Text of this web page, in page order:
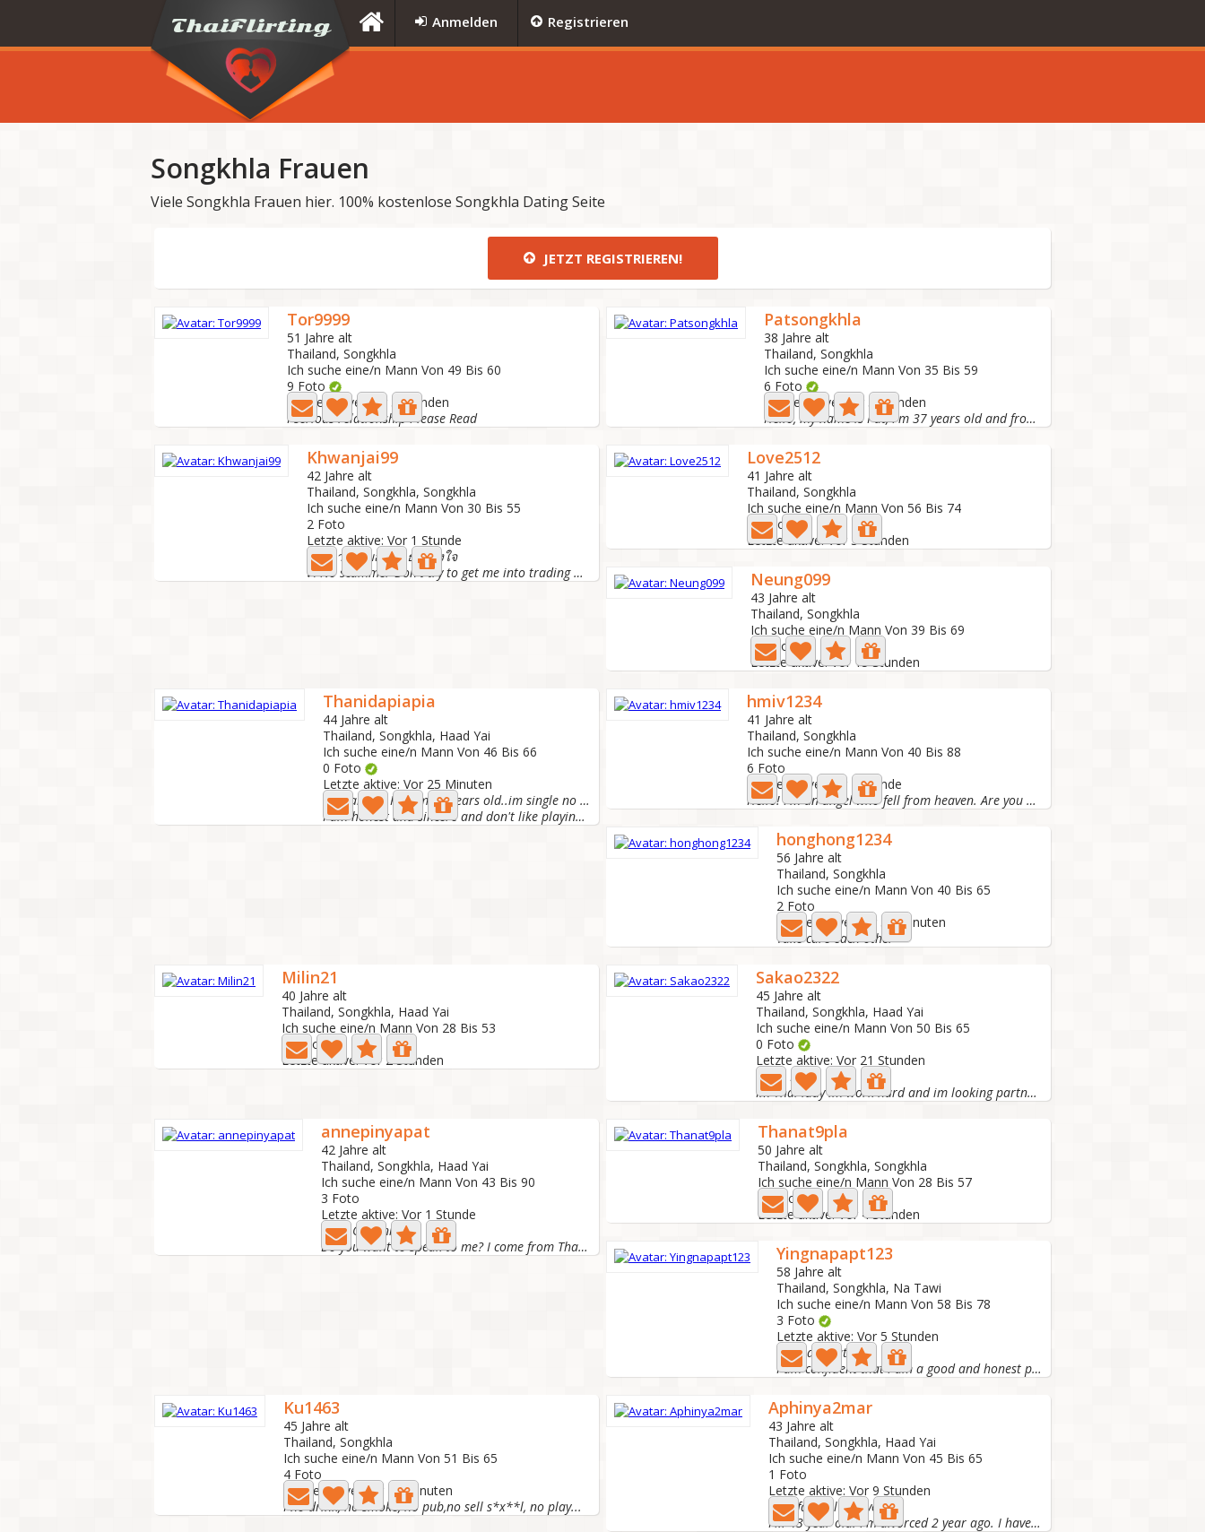
Anmelden Registrieren
Songkhla Frauen
Viele Songkhla Frauen hier. 100% kostenlose Songkhla Dating Seite
JETZT REGISTRIEREN!
Tor9999
51 Jahre alt
Thailand, Songkhla
Ich suche eine/n Mann Von 49 Bis 60
9 Foto
Letzte aktive: Vor 3 Stunden
I serious relationship Please Read
Patsongkhla
38 Jahre alt
Thailand, Songkhla
Ich suche eine/n Mann Von 35 Bis 59
6 Foto
Letzte aktive: Vor 5 Stunden
Hello, my name is Pat, I'm 37 years old and from...
Khwanjai99
42 Jahre alt
Thailand, Songkhla, Songkhla
Ich suche eine/n Mann Von 30 Bis 55
2 Foto
Letzte aktive: Vor 1 Stunde
มองหาความสัมพันธ์ที่จริงใจ
❌ No scammer Don't try to get me into trading or games....
Love2512
41 Jahre alt
Thailand, Songkhla
Ich suche eine/n Mann Von 56 Bis 74
3 Foto
Letzte aktive: Vor 3 Stunden
Neung099
43 Jahre alt
Thailand, Songkhla
Ich suche eine/n Mann Von 39 Bis 69
5 Foto
Letzte aktive: Vor 15 Stunden
Thanidapiapia
44 Jahre alt
Thailand, Songkhla, Haad Yai
Ich suche eine/n Mann Von 46 Bis 66
0 Foto
Letzte aktive: Vor 25 Minuten
My name is Pia I'm 44 years old..im single no kid
I am honest and sincere and don't like playing games in...
hmiv1234
41 Jahre alt
Thailand, Songkhla
Ich suche eine/n Mann Von 40 Bis 88
6 Foto
Letzte aktive: Vor 1 Stunde
Hello! I'm an angel who fell from heaven. Are you a god?...
honghong1234
56 Jahre alt
Thailand, Songkhla
Ich suche eine/n Mann Von 40 Bis 65
2 Foto
Letzte aktive: Vor 59 Minuten
Take care each other
Milin21
40 Jahre alt
Thailand, Songkhla, Haad Yai
Ich suche eine/n Mann Von 28 Bis 53
0 Foto
Letzte aktive: Vor 2 Stunden
Sakao2322
45 Jahre alt
Thailand, Songkhla, Haad Yai
Ich suche eine/n Mann Von 50 Bis 65
0 Foto
Letzte aktive: Vor 21 Stunden
Hi im Linny
Im Thai lady im work hard and im looking partner and...
annepinyapat
42 Jahre alt
Thailand, Songkhla, Haad Yai
Ich suche eine/n Mann Von 43 Bis 90
3 Foto
Letzte aktive: Vor 1 Stunde
Anne Gemini girl
Do you want to speak to me? I come from Thailand. I used...
Thanat9pla
50 Jahre alt
Thailand, Songkhla, Songkhla
Ich suche eine/n Mann Von 28 Bis 57
4 Foto
Letzte aktive: Vor 4 Stunden
Yingnapapt123
58 Jahre alt
Thailand, Songkhla, Na Tawi
Ich suche eine/n Mann Von 58 Bis 78
3 Foto
Letzte aktive: Vor 5 Stunden
Yingnapapat
I am confident that I am a good and honest person. I live...
Ku1463
45 Jahre alt
Thailand, Songkhla
Ich suche eine/n Mann Von 51 Bis 65
4 Foto
Letzte aktive: Vor 11 Minuten
I no drink, no smoke, no pub,no sell s*x**l, no play...
Aphinya2mar
43 Jahre alt
Thailand, Songkhla, Haad Yai
Ich suche eine/n Mann Von 45 Bis 65
1 Foto
Letzte aktive: Vor 9 Stunden
I am faithful in love.
I'M 43 year old. I'm divorced 2 year ago. I have 2 kids....